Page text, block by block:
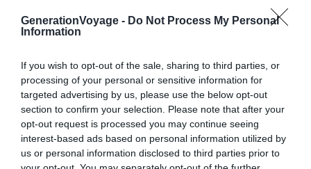
GenerationVoyage - Do Not Process My Personal
Information
If you wish to opt-out of the sale, sharing to third parties, or
processing of your personal or sensitive information for
targeted advertising by us, please use the below opt-out
section to confirm your selection. Please note that after your
opt-out request is processed you may continue seeing
interest-based ads based on personal information utilized by
us or personal information disclosed to third parties prior to
ornées de la vallée de la Vézère